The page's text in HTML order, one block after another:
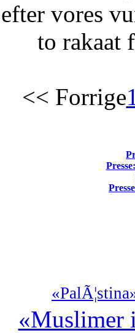
efter vores
to rakaat
<< Forrige
Presse:
«Muslimer